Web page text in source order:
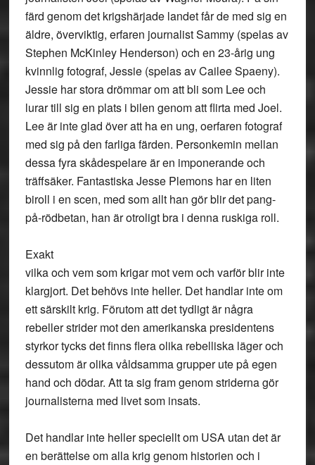
färd genom det krigshärjade landet får de med sig en
äldre, överviktig, erfaren journalist Sammy (spelas av
Stephen McKinley Henderson) och en 23-årig ung
kvinnlig fotograf, Jessie (spelas av Cailee Spaeny).
Jessie har stora drömmar om att bli som Lee och
lurar till sig en plats i bilen genom att flirta med Joel.
Lee är inte glad över att ha en ung, oerfaren fotograf
med sig på den farliga färden. Personkemin mellan
dessa fyra skådespelare är en imponerande och
träffsäker. Fantastiska Jesse Plemons har en liten
biroll i en scen, med som allt han gör blir det pang-
på-rödbetan, han är otroligt bra i denna ruskiga roll.
Exakt
vilka och vem som krigar mot vem och varför blir inte
klargjort. Det behövs inte heller. Det handlar inte om
ett särskilt krig. Förutom att det tydligt är några
rebeller strider mot den amerikanska presidentens
styrkor tycks det finns flera olika rebelliska läger och
dessutom är olika våldsamma grupper ute på egen
hand och dödar. Att ta sig fram genom striderna gör
journalisterna med livet som insats.
Det handlar inte heller speciellt om USA utan det är
en berättelse om alla krig genom historien och i